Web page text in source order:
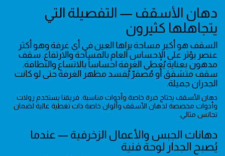
دهان الأسقف — التفصيلة التي
يتجاهلها كثيرون
السقف هو أكبر مساحة يراها العين في أي غرفة وهو أكثر
عنصر يؤثر على الإحساس العام بالمساحة والارتفاع. سقف
مدهون بعناية يُعطي الغرفة احساساً بالاتساع والنظافة.
سقف متشقق أو مُصفرّ يُفسد مظهر الغرفة حتى لو كانت
الجدران جميلة.
دهان الأسقف يحتاج خبرة خاصة وأدوات مناسبة. فريقنا يستخدم رولات
وأدوات مخصصة لدهان الأسقف وألوان خاصة ذات تغطية عالية لضمان
تجانس مثالي.
دهانات الجبس والأعمال الزخرفية — عندما
يُصبح الجدار لوحة فنية